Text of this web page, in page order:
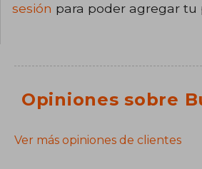
sesión para poder agregar tu
Opiniones sobre
Ver más opiniones de clientes